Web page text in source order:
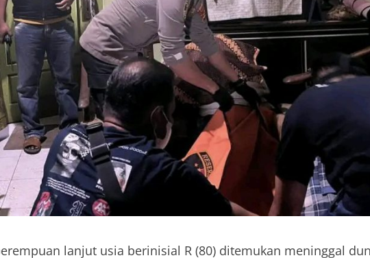
lanjut usia berinisial R (80) ditemukan meninggal